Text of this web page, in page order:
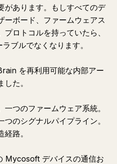
があります。もしすべてのデ
ーボード、ファームウェアス
ロトコルを持っていたら、
ブルでなくなります。
を再利用可能な内部アー
た。
つのファームウェア系統。
のシグナルパイプライン。
路。
Mycosoft デバイスの通信お